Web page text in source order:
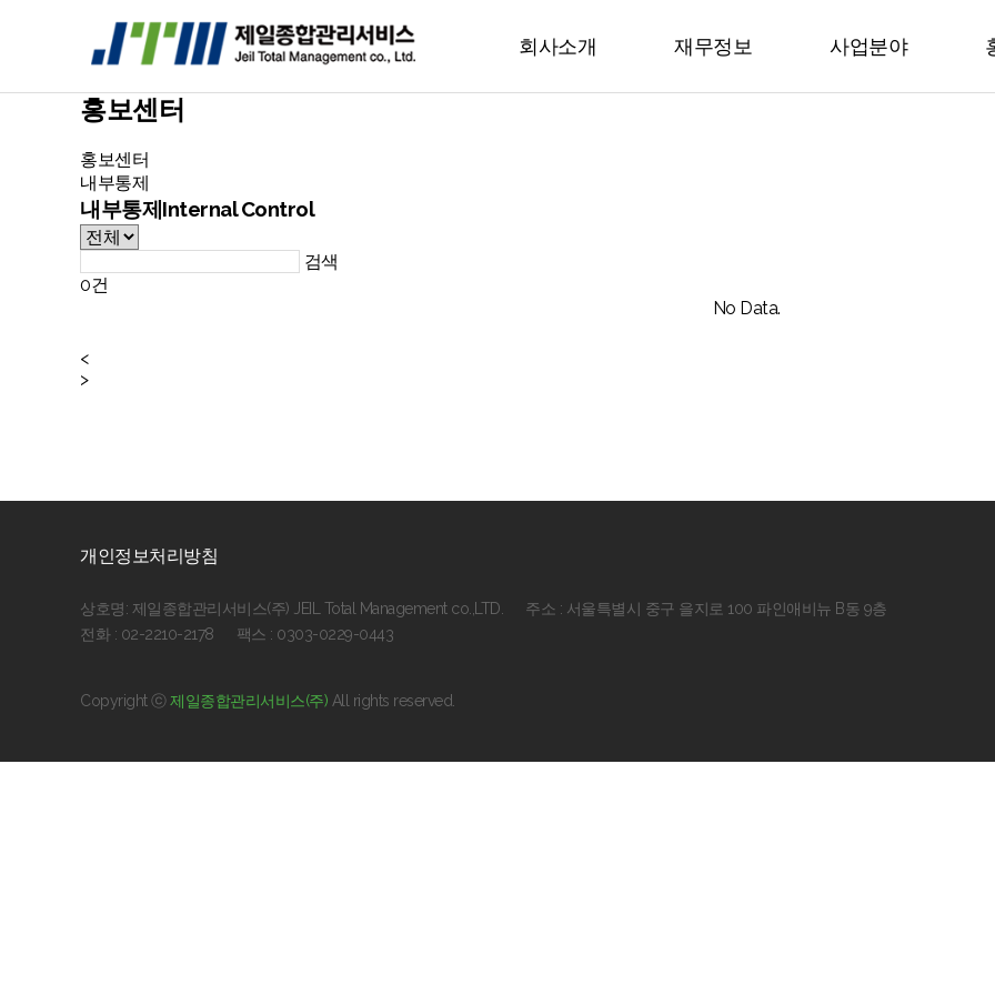
회사소개 재무정보 사업분야
홍보센터
홍보센터
내부통제
내부통제 Internal Control
검색
0건
No Data.
<
>
개인정보처리방침
상호명: 제일종합관리서비스(주) JEIL Total Management co.,LTD.
주소 : 서울특별시 중구 을지로 100 파인애비뉴 B동 9층
전화 : 02-2210-2178
팩스 : 0303-0229-0443
Copyright ⓒ제일종합관리서비스(주) All rights reserved.